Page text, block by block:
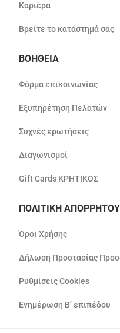
Καριέρα
Βρείτε το κατάστημά σας
ΒΟΗΘΕΙΑ
Φόρμα επικοινωνίας
Εξυπηρέτηση Πελατών
Συχνές ερωτήσεις
Διαγωνισμοί
Gift Cards ΚΡΗΤΙΚΟΣ
ΠΟΛΙΤΙΚΗ ΑΠΟΡΡΗΤΟΥ
Όροι Χρήσης
Δήλωση Προστασίας
Ρυθμίσεις Cookies
Ενημέρωση Β’ επιπέδου